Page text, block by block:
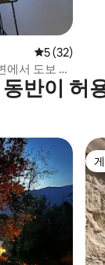
평점 5점(5점
5 (32)
에서 도보 5
반이 허